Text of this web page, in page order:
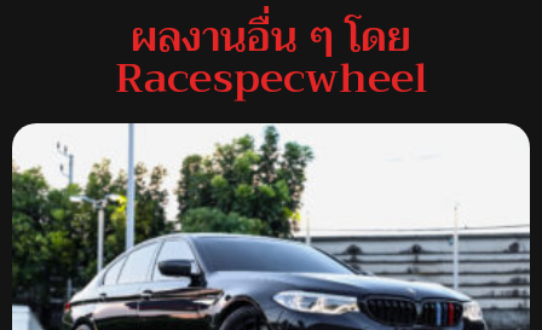
ผลงานอื่น ๆ โดย
Racespecwheel